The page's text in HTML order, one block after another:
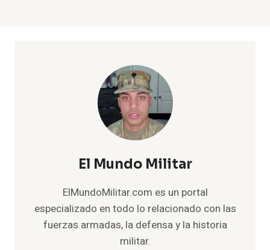
El Mundo Militar
ElMundoMilitar.com es un portal
especializado en todo lo relacionado con las
fuerzas armadas, la defensa y la historia
militar.